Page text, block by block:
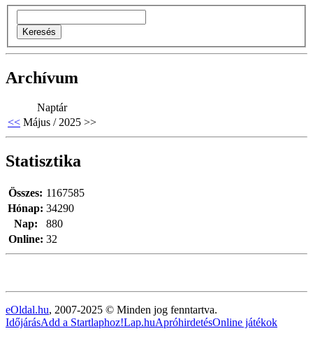
Archívum
Naptár
<< Május / 2025 >>
Statisztika
Online: 32
Összes: 1167585
Hónap: 34290
Nap:
880
eOldal.hu, 2007-2025 © Minden jog fenntartva.
IdőjárásAdd a Startlaphoz!Lap.huApróhirdetésOnline játékok